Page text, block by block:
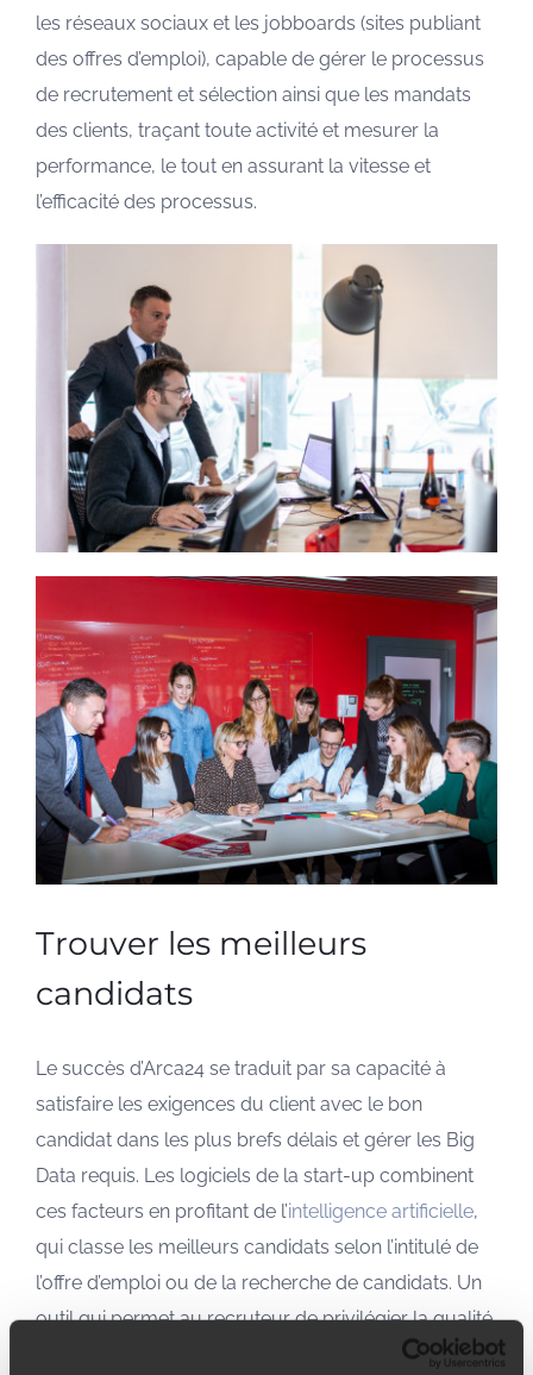
les réseaux sociaux et les jobboards (sites publiant
des offres d’emploi), capable de gérer le processus
de recrutement et sélection ainsi que les mandats
des clients, traçant toute activité et mesurer la
performance, le tout en assurant la vitesse et
l’efficacité des processus.
Trouver les meilleurs
candidats
Le succès d’Arca24 se traduit par sa capacité à
satisfaire les exigences du client avec le bon
candidat dans les plus brefs délais et gérer les Big
Data requis. Les logiciels de la start-up combinent
ces facteurs en profitant de l’intelligence artificielle,
qui classe les meilleurs candidats selon l’intitulé de
l’offre d’emploi ou de la recherche de candidats. Un
outil qui permet au recruteur de privilégier la qualité,
en travaillant sur l’entretien d’embauche, plutôt que